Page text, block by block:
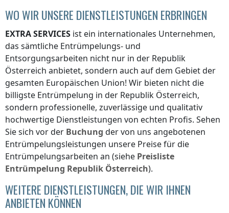
WO WIR UNSERE DIENSTLEISTUNGEN ERBRINGEN
EXTRA SERVICES ist ein internationales Unternehmen,
das sämtliche Entrümpelungs- und
Entsorgungsarbeiten nicht nur in der Republik
Österreich anbietet, sondern auch auf dem Gebiet der
gesamten Europäischen Union! Wir bieten nicht die
billigste Entrümpelung in der Republik Österreich,
sondern professionelle, zuverlässige und qualitativ
hochwertige Dienstleistungen von echten Profis. Sehen
Sie sich vor der Buchung der von uns angebotenen
Entrümpelungsleistungen unsere Preise für die
Entrümpelungsarbeiten an (siehe Preisliste
Entrümpelung Republik Österreich).
WEITERE DIENSTLEISTUNGEN, DIE WIR IHNEN
ANBIETEN KÖNNEN